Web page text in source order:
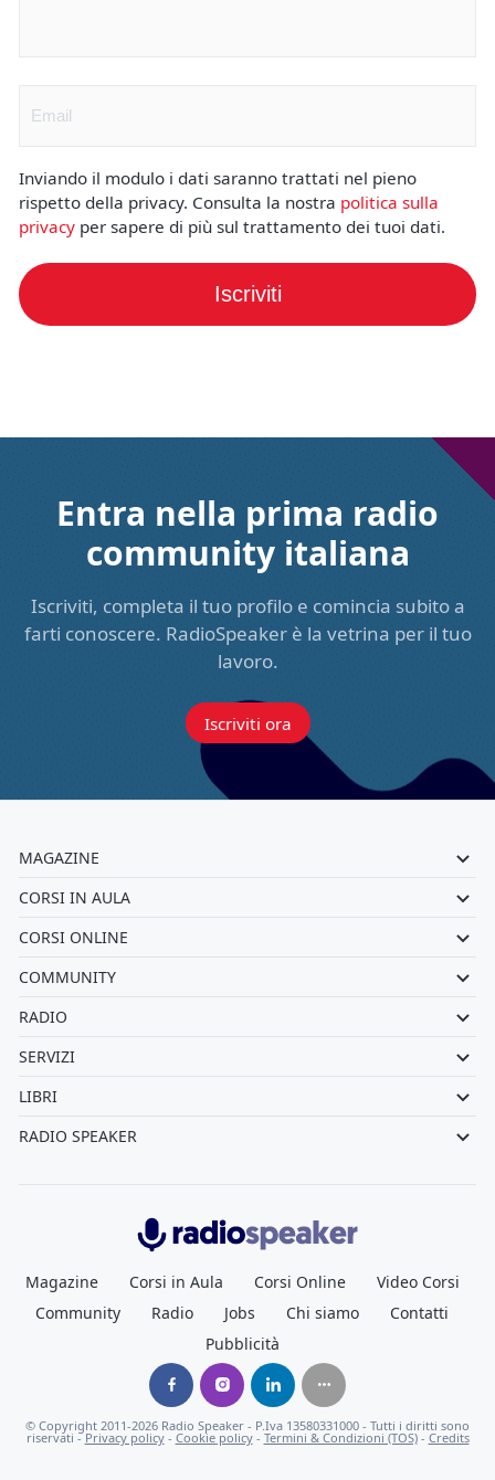
Inviando il modulo i dati saranno trattati nel pieno
rispetto della privacy. Consulta la nostra politica sulla
privacy per sapere di più sul trattamento dei tuoi dati.
Iscriviti
Entra nella prima radio
community italiana
Iscriviti, completa il tuo profilo e comincia subito a
farti conoscere. RadioSpeaker è la vetrina per il tuo
lavoro.
Iscriviti ora
MAGAZINE
CORSI IN AULA
CORSI ONLINE
COMMUNITY
RADIO
SERVIZI
LIBRI
RADIO SPEAKER
Radiospeaker.it
Magazine Corsi in Aula Corsi Online
Video Corsi
Community
Radio Jobs Chi siamo
Contatti
Pubblicità
© Copyright 2011-2026 Radio Speaker - P.Iva 13580331000 - Tutti i diritti sono
riservati -Privacy policy- Cookie policy- Termini & Condizioni (TOS)- Credits